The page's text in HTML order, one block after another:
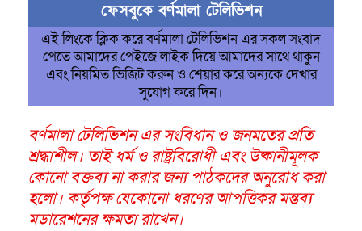
ফেসবুকে বর্ণমালা টেলিভিশন
এই লিংকে ক্লিক করে বর্ণমালা টেলিভিশন এর সকল সংবাদ
পেতে আমাদের পেইজে লাইক দিয়ে আমাদের সাথে থাকুন
এবং নিয়মিত ভিজিট করুন ও শেয়ার করে অন্যকে দেখার
সুযোগ করে দিন।
বর্ণমালা টেলিভিশন এর সংবিধান ও জনমতের প্রতি
শ্রদ্ধাশীল। তাই ধর্ম ও রাষ্ট্রবিরোধী এবং উষ্কানীমূলক
কোনো বক্তব্য না করার জন্য পাঠকদের অনুরোধ করা
হলো। কর্তৃপক্ষ যেকোনো ধরণের আপত্তিকর মন্তব্য
মডারেশনের ক্ষমতা রাখেন।